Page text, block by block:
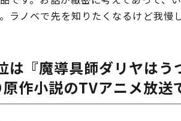
ラノベで先を知りたくなるけど我慢
は『魔導具師ダリヤは
作小説のTVアニメ放送